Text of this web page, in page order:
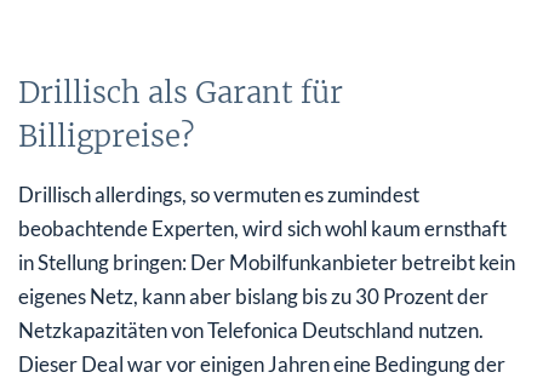
Drillisch als Garant für
Billigpreise?
Drillisch allerdings, so vermuten es zumindest
beobachtende Experten, wird sich wohl kaum ernsthaft
in Stellung bringen: Der Mobilfunkanbieter betreibt kein
eigenes Netz, kann aber bislang bis zu 30 Prozent der
Netzkapazitäten von Telefonica Deutschland nutzen.
Dieser Deal war vor einigen Jahren eine Bedingung der